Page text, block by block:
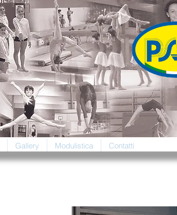
Gallery Modulistica Contatti